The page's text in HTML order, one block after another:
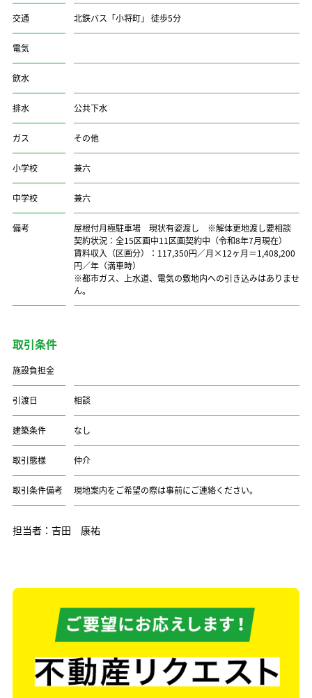
交通 北鉄バス「小将町」 徒歩5分
電気
飲水
排水 公共下水
ガス その他
小学校 兼六
中学校 兼六
備考
屋根付月極駐車場 現状有姿渡し ※解体更地渡し要相談
契約状況：全15区画中11区画契約中（令和8年7月現在）
賃料収入（区画分）：117,350円／月×12ヶ月＝1,408,200
円／年（満車時）
※都市ガス、上水道、電気の敷地内への引き込みはありませ
ん。
取引条件
施設負担金
引渡日 相談
建築条件 なし
取引態様 仲介
取引条件備考 現地案内をご希望の際は事前にご連絡ください。
担当者：吉田 康祐